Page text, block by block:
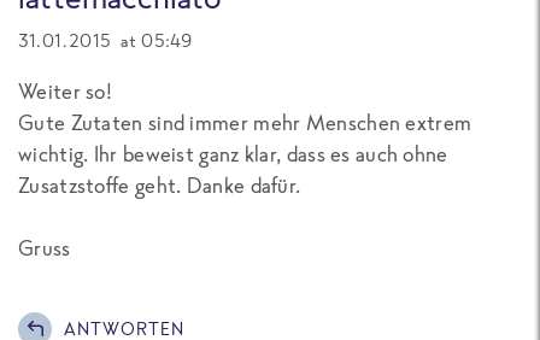
31.01.2015 at 05:49
Weiter so!
Gute Zutaten sind immer mehr Menschen extrem
wichtig. Ihr beweist ganz klar, dass es auch ohne
Zusatzstoffe geht. Danke dafür.
Gruss
ANTWORTEN